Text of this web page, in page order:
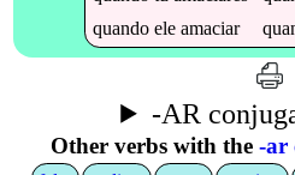
quandoeleamaciar
-AR
Other verbs with the -ar